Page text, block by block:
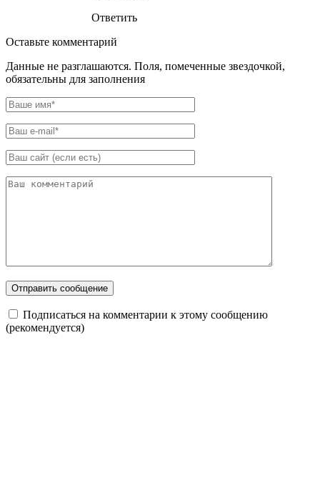
Ответить
Оставьте комментарий
Данные не разглашаются. Поля, помеченные звездочкой,
обязательны для заполнения
Подписаться на комментарии к этому сообщению
(рекомендуется)